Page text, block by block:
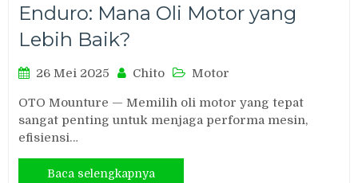
Enduro: Mana Oli Motor yang
Lebih Baik?
26 Mei 2025 Chito Motor
OTO Mounture — Memilih oli motor yang tepat
sangat penting untuk menjaga performa mesin,
efisiensi…
Baca selengkapnya